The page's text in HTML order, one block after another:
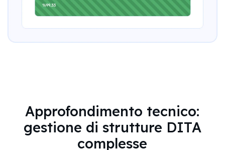
Approfondimento tecnico:
gestione di strutture DITA
complesse